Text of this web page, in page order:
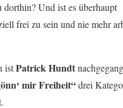
Und ist es überhaupt
frei zu sein und nie mehr
istPatrick Hundt
mir Freiheit“drei